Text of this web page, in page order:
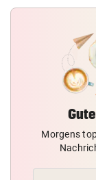
Morgens